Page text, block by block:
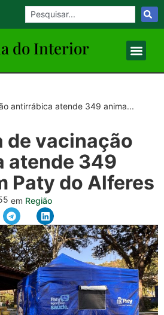
do Interior
antirrábica atende 349 anima...
de vacinação
atende 349
Paty do Alferes
em Região